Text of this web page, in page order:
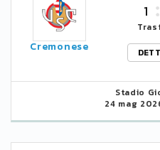
Cremonese
1
Stadio
24 mag